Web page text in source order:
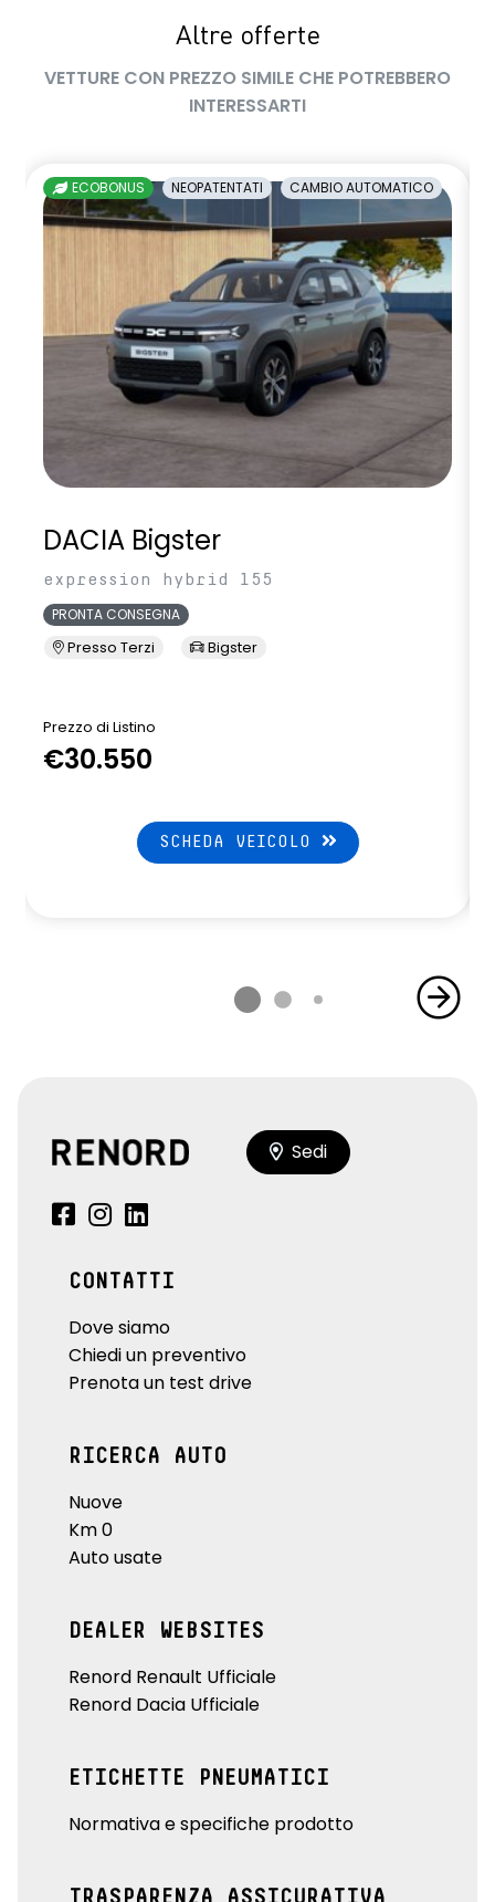
Sistema avanzato di rilevamento stato di vigilanza del
conducente con telecamera
Sistema di controllo della pressione pneumatici
Volante regolabile in altezza e profondita'
Volante soft feel con comandi per ISA
Altre offerte
VETTURE CON PREZZO SIMILE CHE POTREBBERO
INTERESSARTI
ECOBONUS NEOPATENTATI CAMBIO AUTOMATICO
DACIA Bigster
expression hybrid 155
PRONTA CONSEGNA
Presso Terzi Bigster
Prezzo di Listino
€30.550
SCHEDA VEICOLO
Sedi
CONTATTI
Dove siamo
Chiedi un preventivo
Prenota un test drive
RICERCA AUTO
Nuove
Km 0
Auto usate
DEALER WEBSITES
Renord Renault Ufficiale
Renord Dacia Ufficiale
ETICHETTE PNEUMATICI
Normativa e specifiche prodotto
TRASPARENZA ASSICURATIVA